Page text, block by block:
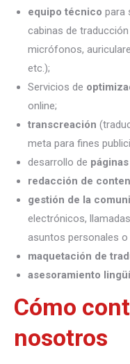
equipo técnico para
cabinas de
micrófonos,
etc.);
Servicios de
online;
transcreación
meta para fines
desarrollo de
redacción de
gestión de la
electrónicos,
asuntos personales
maquetación de
asesoramiento
Cómo
nosotros